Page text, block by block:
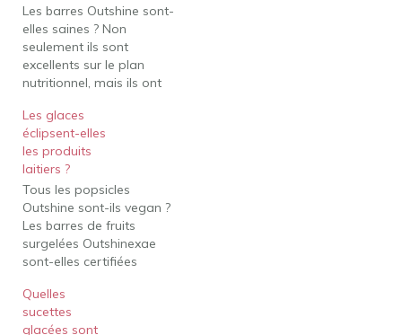
Les barres Outshine sont-
elles saines ? Non
seulement ils sont
excellents sur le plan
nutritionnel, mais ils ont
Qu'est-ce que c'est? Les
barres aux fruits Outshine
ne contiennent pas de
sirop de maïs à haute
teneur en fructose et
sont sans gluten. De
nombreuses saveurs
sont…
Les glaces
éclipsent-elles
les produits
laitiers ?
Tous les popsicles
Outshine sont-ils vegan ?
Les barres de fruits
surgelées Outshinexae
sont-elles certifiées
l'exception de Outshine
Creamy Coconut et de
Quelles
sucettes
glacées sont